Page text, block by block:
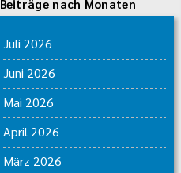
Beiträge nach Monaten
Juli 2026
Juni 2026
Mai 2026
April 2026
März 2026